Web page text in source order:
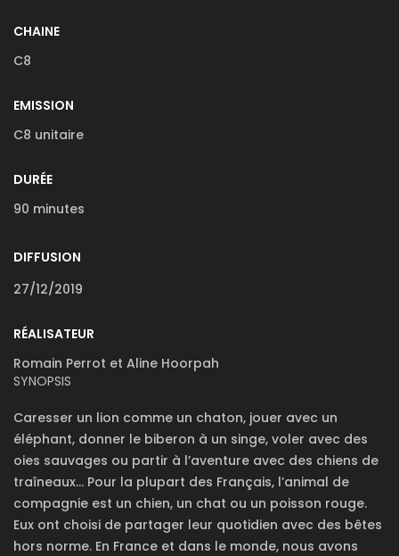
CHAINE
C8
EMISSION
C8 unitaire
DURÉE
90 minutes
DIFFUSION
27/12/2019
RÉALISATEUR
Romain Perrot et Aline Hoorpah
SYNOPSIS
Caresser un lion comme un chaton, jouer avec un
éléphant, donner le biberon à un singe, voler avec des
oies sauvages ou partir à l’aventure avec des chiens de
traîneaux… Pour la plupart des Français, l’animal de
compagnie est un chien, un chat ou un poisson rouge.
Eux ont choisi de partager leur quotidien avec des bêtes
hors norme. En France et dans le monde, nous avons